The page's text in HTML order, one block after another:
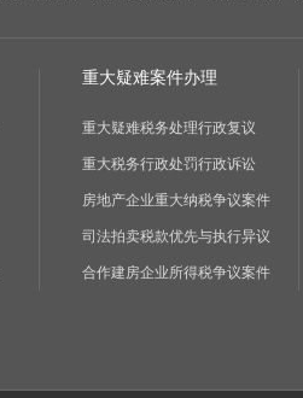
重大疑难案件办理
重大疑难税务处理行政复议
重大税务行政处罚行政诉讼
房地产企业重大纳税争议案件
司法拍卖税款优先与执行异议
合作建房企业所得税争议案件